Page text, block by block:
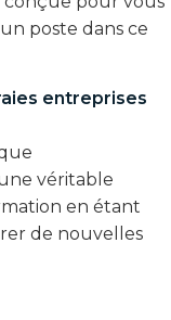
poste dans ce
entreprises
véritable
en étant
de nouvelles